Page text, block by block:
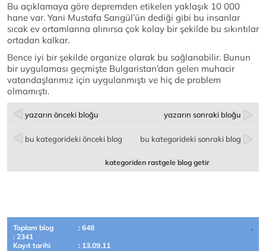
Bu açıklamaya göre depremden etikelen yaklaşık 10 000
hane var. Yani Mustafa Sarıgül’ün dediği gibi bu insanlar
sıcak ev ortamlarına alınırsa çok kolay bir şekilde bu sıkıntılar
ortadan kalkar.
Bence iyi bir şekilde organize olarak bu sağlanabilir. Bunun
bir uygulaması geçmişte Bulgaristan’dan gelen muhacir
vatandaşlarımız için uygulanmıştı ve hiç de problem
olmamıştı.
yazarın önceki bloğu yazarın sonraki bloğu
bu kategorideki önceki blog bu kategorideki sonraki blog
kategoriden rastgele blog getir
Toplam blog
: 648
: 2341
Kayıt tarihi
: 13.09.11